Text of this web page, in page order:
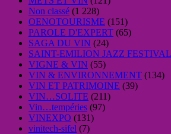
Non classé (1 228)
OENOTOURISME (151)
PAROLE D'EXPERT (65)
SAGA DU VIN (24)
SAINT-EMILION JAZZ FESTIVAL
VIGNE & VIN (55)
VIN & ENVIRONNEMENT (134)
VIN ET PATRIMOINE (39)
VIN…SOLITE (211)
Vin…tempéries (97)
VINEXPO (131)
vinitech-sifel (7)